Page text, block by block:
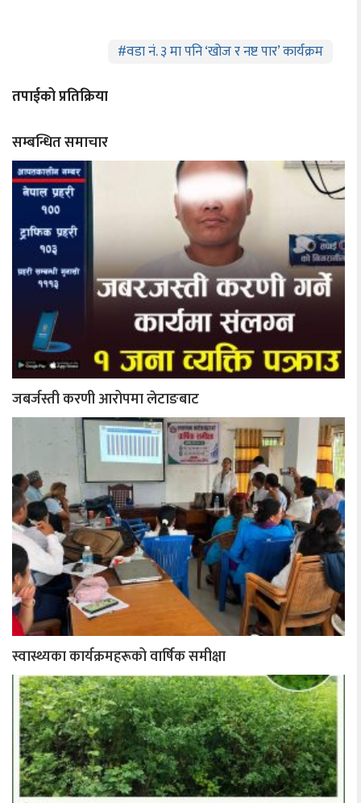
#वडा नं. ३ मा पनि ‘खोज र नष्ट पार’ कार्यक्रम
तपाईको प्रतिक्रिया
सम्बन्धित समाचार
जबर्जस्ती करणी आरोपमा लेटाङबाट
स्वास्थ्यका कार्यक्रमहरूको वार्षिक समीक्षा